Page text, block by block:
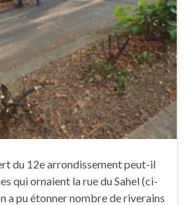
du 12e arrondissement peut-il
qui ornaient la rue du Sahel (ci-
a pu étonner nombre de riverains